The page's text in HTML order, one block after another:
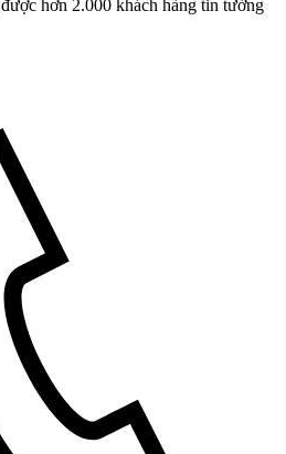
hơn 2.000 khách hàng tin tưởng